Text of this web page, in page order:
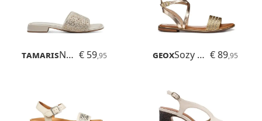
Tamaris Novika € 59,95 Geox Sozy Plus € 89,95